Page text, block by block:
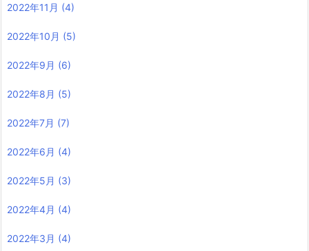
2022年11月 (4)
2022年10月 (5)
2022年9月 (6)
2022年8月 (5)
2022年7月 (7)
2022年6月 (4)
2022年5月 (3)
2022年4月 (4)
2022年3月 (4)